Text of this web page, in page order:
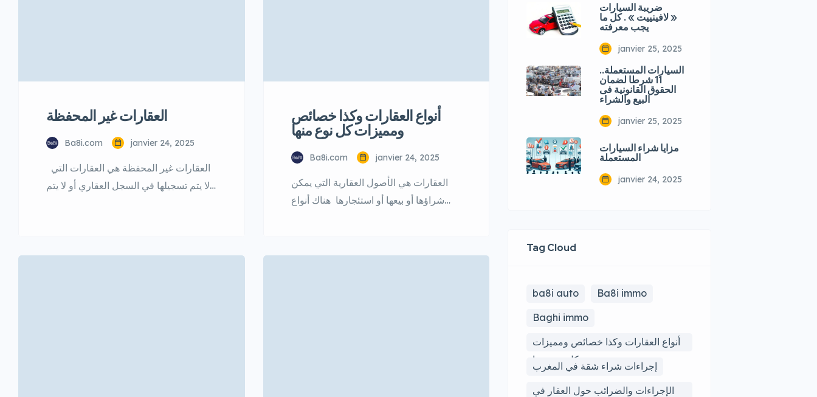
العقارات غير المحفظة
Ba8i.com janvier 24, 2025
لا يتم تسجيلها في السجل العقاري أو لا يتم
أسباب عدم الحفظ عدم التسجيل : عدم
أنواع العقارات وكذا خصائص
ومميزات كل نوع منها
Ba8i.com janvier 24, 2025
العقارات هي الأصول العقارية التي يمكن
شراؤها أو بيعها أو استئجارها هناك أنواع
العقارات وخصائصها ومميزاتها : أنواع
ضريبة السيارات
« لافينييت » . كل ما
يجب معرفته
janvier 25, 2025
السيارات المستعملة..
11 شرطا لضمان
الحقوق القانونية فى
البيع والشراء
janvier 25, 2025
مزايا شراء السيارات
المستعملة
janvier 24, 2025
Tag Cloud
ba8i auto
Ba8i immo
Baghi immo
أنواع العقارات وكذا خصائص ومميزات
كل نوع منها
إجراءات شراء شقة في المغرب
الإجراءات والضرائب حول العقار في